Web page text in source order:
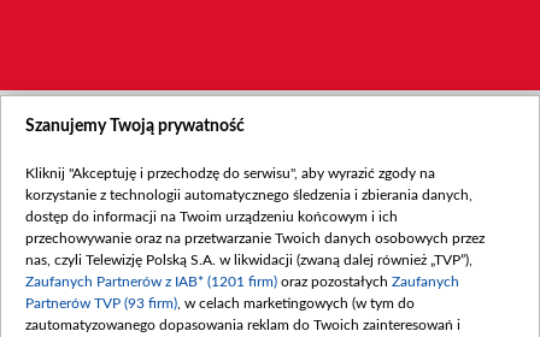
Szanujemy Twoją prywatność
Kliknij "Akceptuję i przechodzę do serwisu", aby wyrazić zgody na
korzystanie z technologii automatycznego śledzenia i zbierania danych,
dostęp do informacji na Twoim urządzeniu końcowym i ich
przechowywanie oraz na przetwarzanie Twoich danych osobowych przez
nas, czyli Telewizję Polską S.A. w likwidacji (zwaną dalej również „TVP”),
Zaufanych Partnerów z IAB* (1201 firm) oraz pozostałych Zaufanych
Partnerów TVP (93 firm) , w celach marketingowych (w tym do
zautomatyzowanego dopasowania reklam do Twoich zainteresowań i